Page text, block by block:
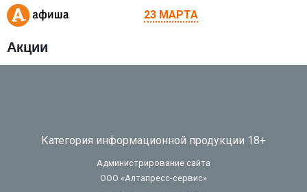
23 МАРТА
Акции
Категория информационной продукции 18+
Администрирование сайта
ООО «Алтапресс-сервис»